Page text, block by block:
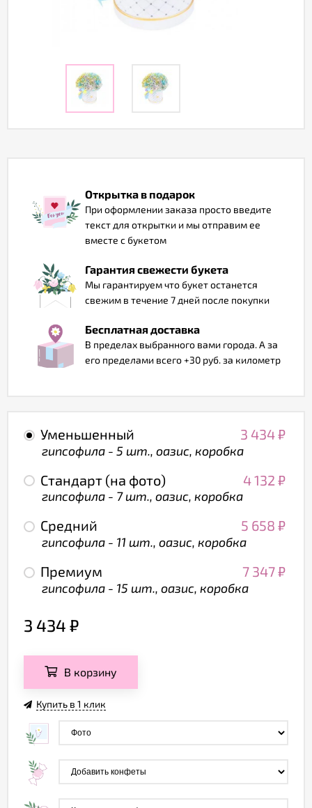
Открытка в подарок
При оформлении заказа просто введите
текст для открытки и мы отправим ее
вместе с букетом
Гарантия свежести букета
Мы гарантируем что букет останется
свежим в течение 7 дней после покупки
Бесплатная доставка
В пределах выбранного вами города. А за
его пределами всего +30 руб. за километр
Уменьшенный 3 434₽
гипсофила - 5 шт., оазис, коробка
Стандарт (на фото) 4 132 ₽
гипсофила - 7 шт., оазис, коробка
Средний 5 658 ₽
гипсофила - 11 шт., оазис, коробка
Премиум 7 347₽
гипсофила - 15 шт., оазис, коробка
3 434 ₽
В корзину
Купить в 1 клик